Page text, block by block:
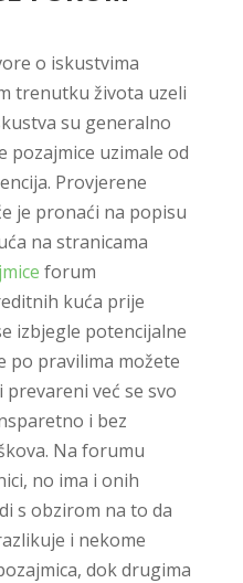
o iskustvima
trenutku života uzeli
su generalno
pozajmice uzimale od
Provjerene
je pronaći na popisu
na stranicama
forum
kuća prije
izbjegle potencijalne
po pravilima možete
već se svo
i bez
Na forumu
no ima i onih
s obzirom na to da
i nekome
dok drugima